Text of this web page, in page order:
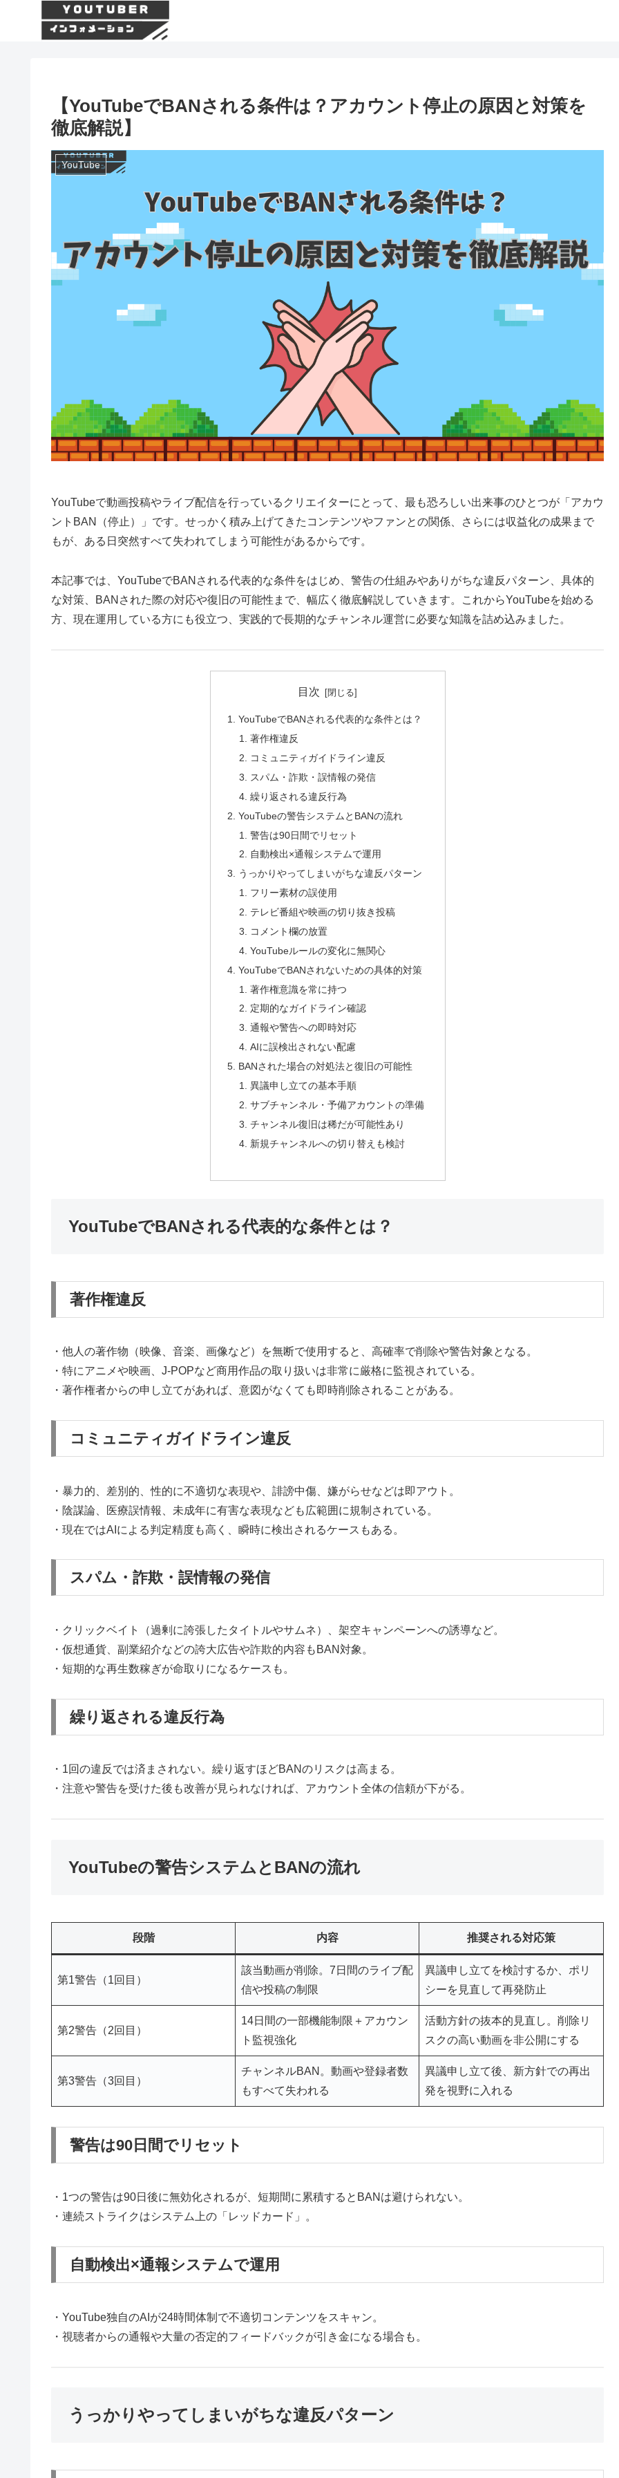
【YouTubeでBANされる条件は？アカウント停止の原因と対策を
徹底解説】
YouTube
YouTubeで動画投稿やライブ配信を行っているクリエイターにとって、最も恐ろしい出来事のひとつが「アカウ
ントBAN（停止）」です。せっかく積み上げてきたコンテンツやファンとの関係、さらには収益化の成果まで
もが、ある日突然すべて失われてしまう可能性があるからです。
本記事では、YouTubeでBANされる代表的な条件をはじめ、警告の仕組みやありがちな違反パターン、具体的
な対策、BANされた際の対応や復旧の可能性まで、幅広く徹底解説していきます。これからYouTubeを始める
方、現在運用している方にも役立つ、実践的で長期的なチャンネル運営に必要な知識を詰め込みました。
目次
YouTubeでBANされる代表的な条件とは？
著作権違反
コミュニティガイドライン違反
スパム・詐欺・誤情報の発信
繰り返される違反行為
YouTubeの警告システムとBANの流れ
警告は90日間でリセット
自動検出×通報システムで運用
うっかりやってしまいがちな違反パターン
フリー素材の誤使用
テレビ番組や映画の切り抜き投稿
コメント欄の放置
YouTubeルールの変化に無関心
YouTubeでBANされないための具体的対策
著作権意識を常に持つ
定期的なガイドライン確認
通報や警告への即時対応
AIに誤検出されない配慮
BANされた場合の対処法と復旧の可能性
異議申し立ての基本手順
サブチャンネル・予備アカウントの準備
チャンネル復旧は稀だが可能性あり
新規チャンネルへの切り替えも検討
YouTubeでBANされる代表的な条件とは？
著作権違反
・他人の著作物（映像、音楽、画像など）を無断で使用すると、高確率で削除や警告対象となる。
・特にアニメや映画、J-POPなど商用作品の取り扱いは非常に厳格に監視されている。
・著作権者からの申し立てがあれば、意図がなくても即時削除されることがある。
コミュニティガイドライン違反
・暴力的、差別的、性的に不適切な表現や、誹謗中傷、嫌がらせなどは即アウト。
・陰謀論、医療誤情報、未成年に有害な表現なども広範囲に規制されている。
・現在ではAIによる判定精度も高く、瞬時に検出されるケースもある。
スパム・詐欺・誤情報の発信
・クリックベイト（過剰に誇張したタイトルやサムネ）、架空キャンペーンへの誘導など。
・仮想通貨、副業紹介などの誇大広告や詐欺的内容もBAN対象。
・短期的な再生数稼ぎが命取りになるケースも。
繰り返される違反行為
・1回の違反では済まされない。繰り返すほどBANのリスクは高まる。
・注意や警告を受けた後も改善が見られなければ、アカウント全体の信頼が下がる。
YouTubeの警告システムとBANの流れ
段階 内容 推奨される対応策
第1警告（1回目）
該当動画が削除。7日間のライブ配
信や投稿の制限
異議申し立てを検討するか、ポリ
シーを見直して再発防止
第2警告（2回目）
14日間の一部機能制限＋アカウン
ト監視強化
活動方針の抜本的見直し。削除リ
スクの高い動画を非公開にする
第3警告（3回目）
チャンネルBAN。動画や登録者数
もすべて失われる
異議申し立て後、新方針での再出
発を視野に入れる
警告は90日間でリセット
・1つの警告は90日後に無効化されるが、短期間に累積するとBANは避けられない。
・連続ストライクはシステム上の「レッドカード」。
自動検出×通報システムで運用
・YouTube独自のAIが24時間体制で不適切コンテンツをスキャン。
・視聴者からの通報や大量の否定的フィードバックが引き金になる場合も。
うっかりやってしまいがちな違反パターン